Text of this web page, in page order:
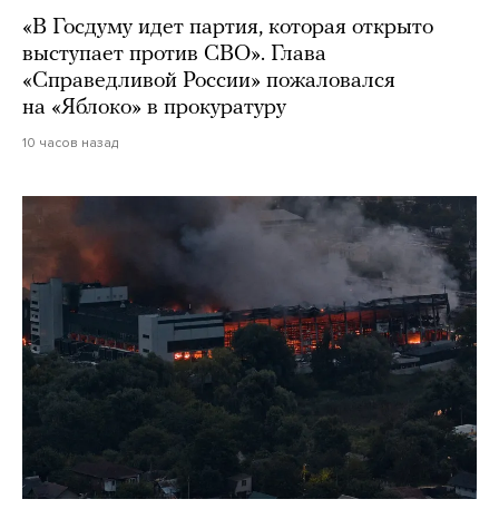
«В Госдуму идет партия, которая открыто
выступает против СВО». Глава
«Справедливой России» пожаловался
на «Яблоко» в прокуратуру
10 часов назад